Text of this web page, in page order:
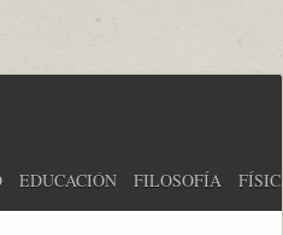
EDUCACIÓN FILOSOFÍA